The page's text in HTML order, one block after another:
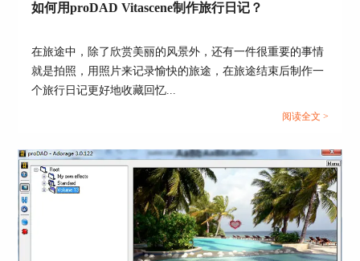
图5：视频分镜设置
除了视频本身的设置以外，还能设置视频出现的动
态效果，默认是线性旋转进入，如下图6，点击图6
侧选项，可以选择视频是线性的进入还是延迟的进
入。点击“Timing”按钮，可以设置效果开始的时间
和结束的时间。
如何用proDAD Vitascene制作旅行日记？
在旅途中，除了欣赏美丽的风景外，还有一件很重要的事情
就是拍照，用照片来记录愉快的旅途，在旅途结束后制作一
个旅行日记更好地收藏回忆...
阅读全文 >